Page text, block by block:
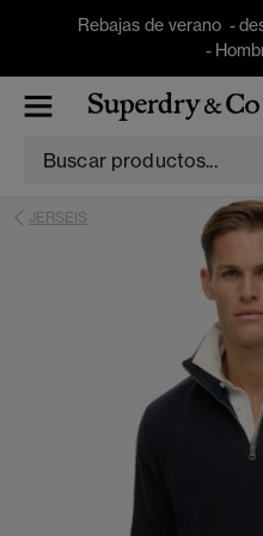
Rebajas de verano -
-
JERSEIS